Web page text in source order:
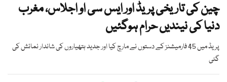
چین کی تاریخی پریڈ اور ایس سی او اجلاس، مغرب
دنیا کی نیندیں حرام ہوگئیں
پریڈ میں 45 فارمیشنز کے دستوں نے مارچ کیا اور جدید ہتھیاروں کی شاندار نمائش کی
گئی